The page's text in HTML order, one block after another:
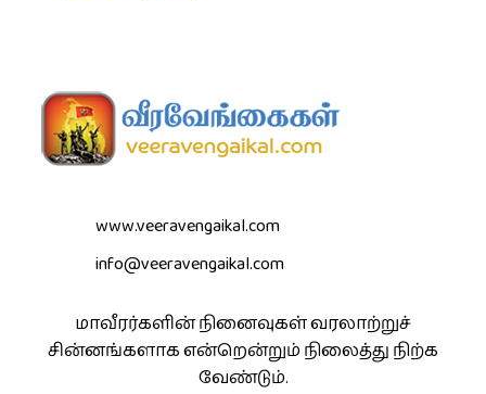
www.veeravengaikal.com
info@veeravengaikal.com
மாவீரர்களின் நினைவுகள் வரலாற்றுச்
சின்னங்களாக என்றென்றும் நிலைத்து நிற்க
வேண்டும்.